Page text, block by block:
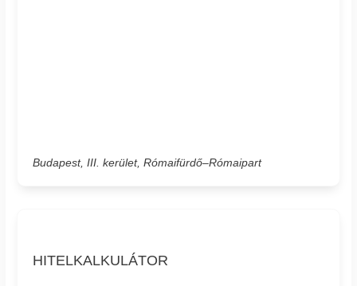
Budapest, III. kerület, Rómaifürdő–Rómaipart
HITELKALKULÁTOR